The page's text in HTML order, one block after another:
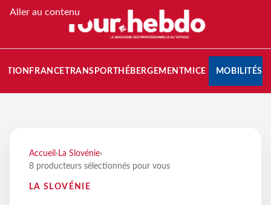
Aller au contenu
FRANCETRANSPORT HÉBERGEMENTMICE MOBILITÉS
Accueil › La Slovénie›
8 producteurs sélectionnés pour vous
LA SLOVÉNIE